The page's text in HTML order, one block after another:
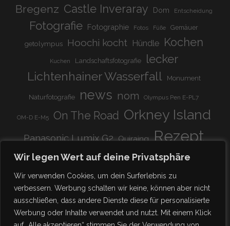
Wir legen Wert auf deine Privatsphäre
Wir verwenden Cookies, um dein Surferlebnis zu
verbessern. Werbung schalten wir keine, können aber nicht
ausschließen, dass andere Dienste diese für personalisierte
Werbung oder Inhalte verwendet und nutzt. Mit einem Klick
Bregenz Castle Inveraray Dom Entscheidung
Fotografie Fotographie Fotos Füße Gemäuer
getolympus Hoochi kocht Hündle Kochen
Kuchen Landschaftsfotografie lecker
Lichtenhainer Wasserfall Monument
Naturfotografie news nom Olympus Pen E-PL7
OM-D E-M5 On The Road Orkney Island
Panasonic Lumix G2 Quiraing Rezept
Rundreise schnell & einfach Scotland
Stadion super lecker Systemkamera
vegetarisch Viadukt weitnau woooohoooo!!!!
zu Hause ♥